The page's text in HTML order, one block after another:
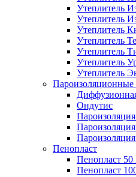
Утеплитель
Утеплитель
Утеплитель
Утеплитель
Утеплитель
Утеплитель
Утеплитель
Ондутис
Пенопласт
Пенопласт
Пенопласт